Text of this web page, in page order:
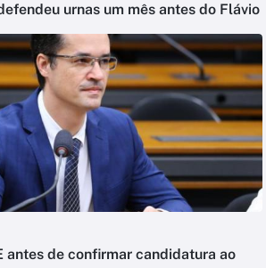
urnas um mês antes do Flávio
antes de confirmar candidatura ao